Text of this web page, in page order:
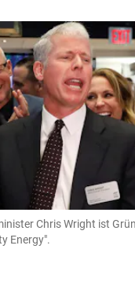
Chris Wright ist
Energy".